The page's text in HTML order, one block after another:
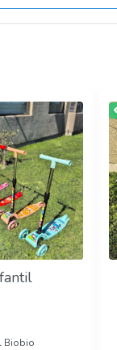
Biobio